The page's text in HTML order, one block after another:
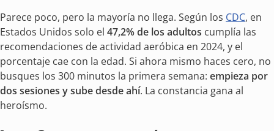
Parece poco, pero la mayoría no llega. Según los CDC, en
Estados Unidos solo el 47,2% de los adultos cumplía las
recomendaciones de actividad aeróbica en 2024, y el
porcentaje cae con la edad. Si ahora mismo haces cero, no
busques los 300 minutos la primera semana: empieza por
dos sesiones y sube desde ahí. La constancia gana al
heroísmo.